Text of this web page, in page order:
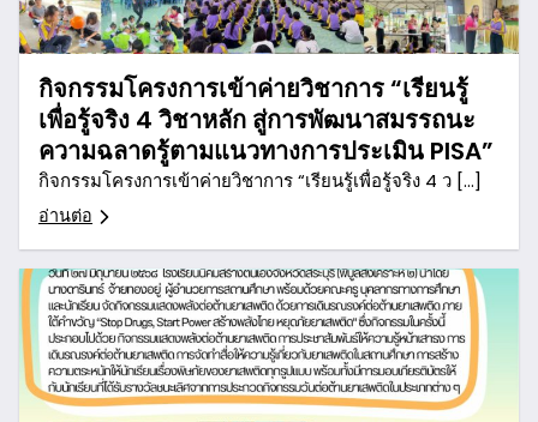
กิจกรรมโครงการเข้าค่ายวิชาการ “เรียนรู้
เพื่อรู้จริง 4 วิชาหลัก สู่การพัฒนาสมรรถนะ
ความฉลาดรู้ตามแนวทางการประเมิน PISA”
กิจกรรมโครงการเข้าค่ายวิชาการ “เรียนรู้เพื่อรู้จริง 4 ว […]
อ่านต่อ